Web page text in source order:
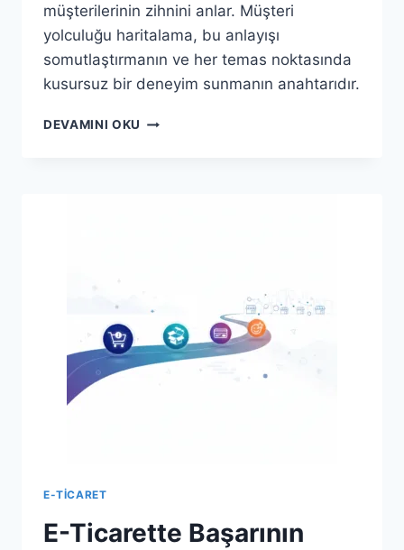
müşterilerinin zihnini anlar. Müşteri
yolculuğu haritalama, bu anlayışı
somutlaştırmanın ve her temas noktasında
kusursuz bir deneyim sunmanın anahtarıdır.
DEVAMINI OKU E-
E-TICARET
E-Ticarette Başarının